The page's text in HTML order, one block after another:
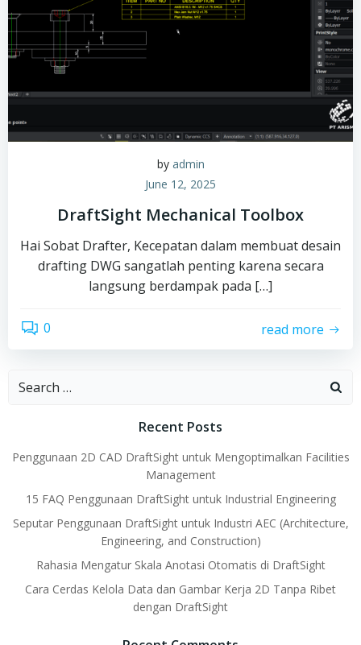
by admin
June 12, 2025
DraftSight Mechanical Toolbox
Hai Sobat Drafter, Kecepatan dalam membuat desain
drafting DWG sangatlah penting karena secara
langsung berdampak pada […]
0 read more
Search
Recent Posts
Penggunaan 2D CAD DraftSight untuk Mengoptimalkan Facilities
Management
15 FAQ Penggunaan DraftSight untuk Industrial Engineering
Seputar Penggunaan DraftSight untuk Industri AEC (Architecture,
Engineering, and Construction)
Rahasia Mengatur Skala Anotasi Otomatis di DraftSight
Cara Cerdas Kelola Data dan Gambar Kerja 2D Tanpa Ribet
dengan DraftSight